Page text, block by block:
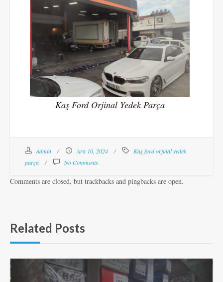
Kaş Ford Orjinal Yedek Parça
admin Ara 10, 2024
Kaş ford orjinal yedek
parça
No Comments
Comments are closed, but trackbacks and pingbacks are open.
Related Posts